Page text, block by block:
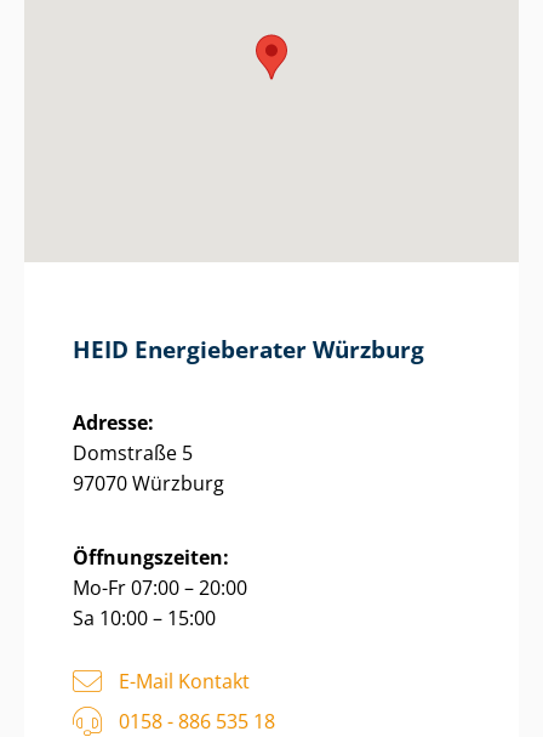
HEID Energieberater Würzburg
Adresse:
Domstraße 5
97070 Würzburg
Öffnungszeiten:
Mo-Fr 07:00 – 20:00
Sa 10:00 – 15:00
E-Mail Kontakt
0158 - 886 535 18